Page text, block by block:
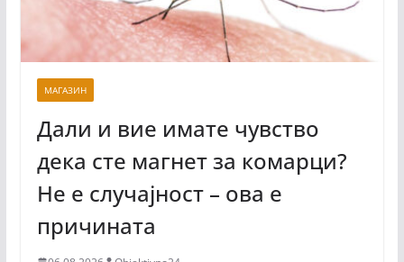
МАГАЗИН
Дали и вие имате чувство
дека сте магнет за комарци?
Не е случајност – ова е
причината